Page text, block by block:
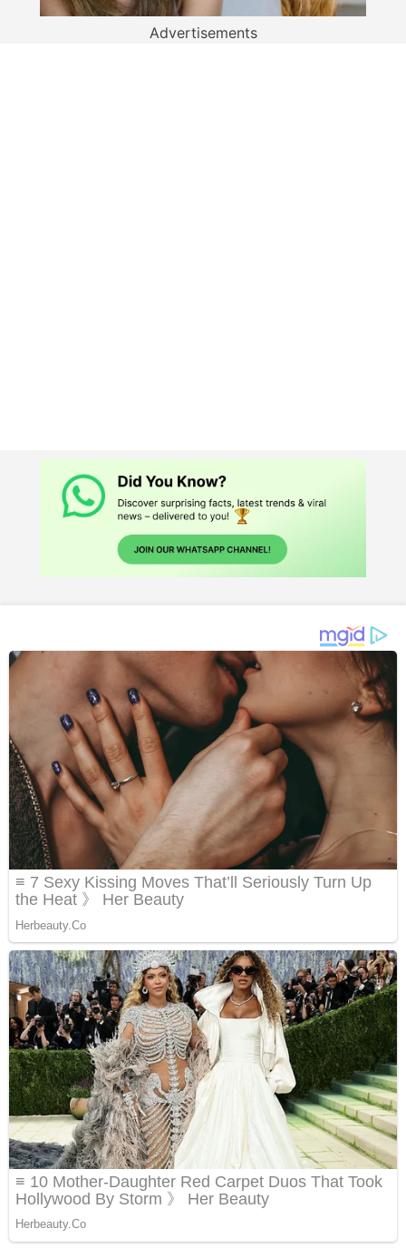
Advertisements